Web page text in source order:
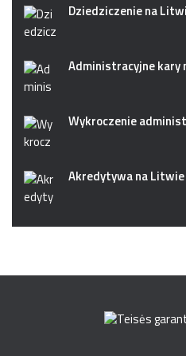
Dziedziczenie na
Administracyjne kary
Wykroczenie
Akredytywa na Litwie